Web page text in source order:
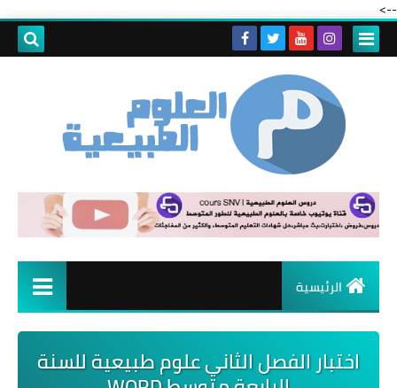
-->
الرئيسية
اختبار الفصل الثاني علوم طبيعية للسنة